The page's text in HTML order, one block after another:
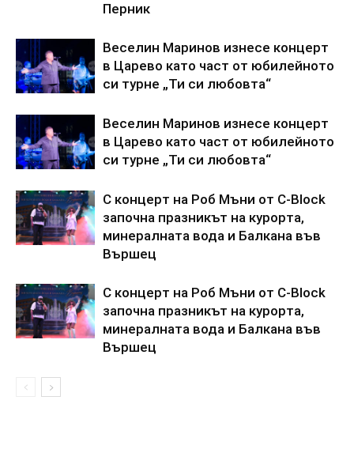
Перник
Веселин Маринов изнесе концерт
в Царево като част от юбилейното
си турне „Ти си любовта“
Веселин Маринов изнесе концерт
в Царево като част от юбилейното
си турне „Ти си любовта“
С концерт на Роб Мъни от C-Block
започна празникът на курорта,
минералната вода и Балкана във
Вършец
С концерт на Роб Мъни от C-Block
започна празникът на курорта,
минералната вода и Балкана във
Вършец